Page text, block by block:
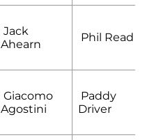
Jack
Ahearn
Phil Read
Giacomo
Agostini
Paddy
Driver